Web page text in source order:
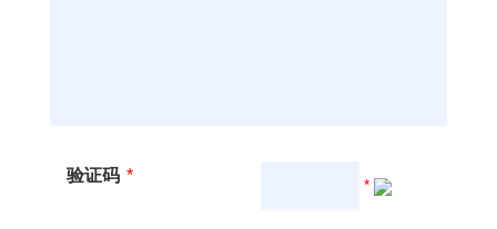
验证码 * *